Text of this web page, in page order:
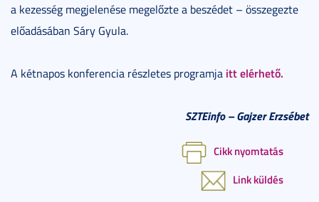
a kezesség megjelenése megelőzte a beszédet – összegezte
előadásában Sáry Gyula.
A kétnapos konferencia részletes programja itt elérhető.
SZTEinfo – Gajzer Erzsébet
Cikk nyomtatás
Link küldés